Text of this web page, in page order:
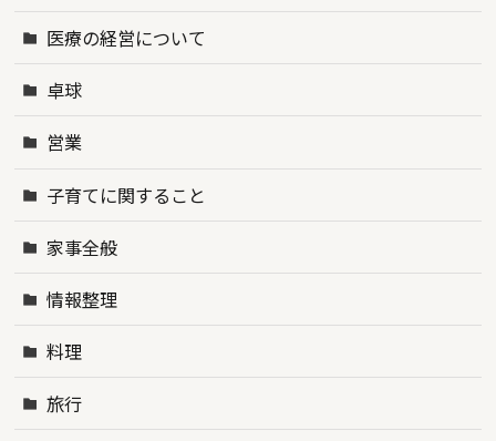
医療の経営について
卓球
営業
子育てに関すること
家事全般
情報整理
料理
旅行